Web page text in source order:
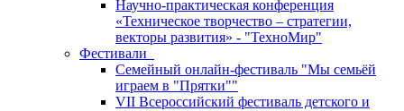
Научно-практическая конференция
«Техническое творчество – стратегии,
векторы развития» - "ТехноМир"
Фестивали
Семейный онлайн-фестиваль "Мы семьёй
играем в "Прятки""
VII Всероссийский фестиваль детского и